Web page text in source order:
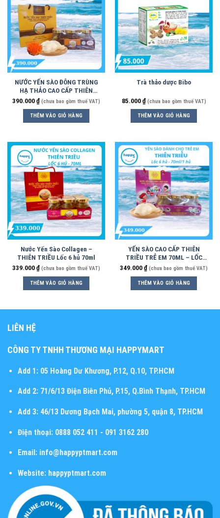
NƯỚC YẾN SÀO ĐÔNG TRÙNG
HẠ THẢO CAO CẤP THIÊN
TRIỀU 70ML – LỐC 6HỦ
390.000₫ (chưa bao gồm thuế VAT)
THÊM VÀO GIỎ HÀNG
Trà thảo dược Bibo
85.000₫ (chưa bao gồm thuế VAT)
THÊM VÀO GIỎ HÀNG
Nước Yến Sào Collagen –
THIÊN TRIỀU Lốc 6 hủ 70ml
339.000₫ (chưa bao gồm thuế VAT)
THÊM VÀO GIỎ HÀNG
YẾN SÀO CAO CẤP THIÊN
TRIỀU TRẺ EM 70ML – LỐC
6HỦ
349.000₫ (chưa bao gồm thuế VAT)
THÊM VÀO GIỎ HÀNG
LIÊN HỆ
CÔNG TY TNHH THƯƠNG MẠI HAPPYMART
Add 1:05 Hoàng Dư Khương, P.12, Q.10, TP.HCM
Add 2:71/6/13 Điện Biên Phủ, P.15, Q.Bình Thạnh, TP.HCM
Add 3:46/13 Dương Bạch Mai, phường 5, quận 8, TP.HCM
Điện thoại:0888 052 411 - 091 3162 280
Email:info@happyptmart.com
Website: happyptmart.com